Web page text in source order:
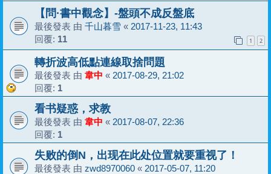
【問·書中觀念】-盤頭不成反盤底
最後發表 由 千山暮雪 « 2017-11-23, 11:43
回覆: 11 1 2
轉折波高低點連線取捨問題
最後發表 由 韋中 « 2017-08-29, 21:02
回覆: 1
看书疑惑，求教
最後發表 由 韋中 « 2017-08-07, 22:36
回覆: 1
失败的倒N，出现在此处位置就要重视了！
最後發表 由 zwd8970060 « 2017-05-07, 11:20